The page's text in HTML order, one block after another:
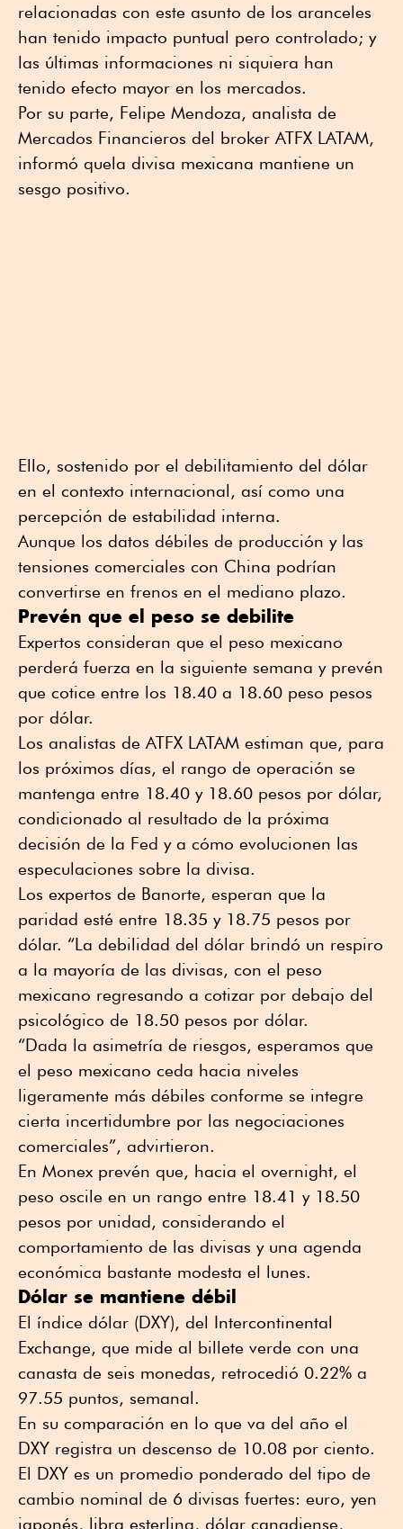
relacionadas con este asunto de los aranceles
han tenido impacto puntual pero controlado; y
las últimas informaciones ni siquiera han
tenido efecto mayor en los mercados.
Por su parte, Felipe Mendoza, analista de
Mercados Financieros del broker ATFX LATAM,
informó quela divisa mexicana mantiene un
sesgo positivo.
Ello, sostenido por el debilitamiento del dólar
en el contexto internacional, así como una
percepción de estabilidad interna.
Aunque los datos débiles de producción y las
tensiones comerciales con China podrían
convertirse en frenos en el mediano plazo.
Prevén que el peso se debilite
Expertos consideran que el peso mexicano
perderá fuerza en la siguiente semana y prevén
que cotice entre los 18.40 a 18.60 peso pesos
por dólar.
Los analistas de ATFX LATAM estiman que, para
los próximos días, el rango de operación se
mantenga entre 18.40 y 18.60 pesos por dólar,
condicionado al resultado de la próxima
decisión de la Fed y a cómo evolucionen las
especulaciones sobre la divisa.
Los expertos de Banorte, esperan que la
paridad esté entre 18.35 y 18.75 pesos por
dólar. “La debilidad del dólar brindó un respiro
a la mayoría de las divisas, con el peso
mexicano regresando a cotizar por debajo del
psicológico de 18.50 pesos por dólar.
“Dada la asimetría de riesgos, esperamos que
el peso mexicano ceda hacia niveles
ligeramente más débiles conforme se integre
cierta incertidumbre por las negociaciones
comerciales”, advirtieron.
En Monex prevén que, hacia el overnight, el
peso oscile en un rango entre 18.41 y 18.50
pesos por unidad, considerando el
comportamiento de las divisas y una agenda
económica bastante modesta el lunes.
Dólar se mantiene débil
El índice dólar (DXY), del Intercontinental
Exchange, que mide al billete verde con una
canasta de seis monedas, retrocedió 0.22% a
97.55 puntos, semanal.
En su comparación en lo que va del año el
DXY registra un descenso de 10.08 por ciento.
El DXY es un promedio ponderado del tipo de
cambio nominal de 6 divisas fuertes: euro, yen
japonés, libra esterlina, dólar canadiense,